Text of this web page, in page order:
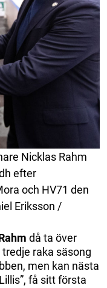
Nicklas Rahm
efter
och HV71 den
Eriksson /
då ta över
raka säsong
men kan nästa
få sitt första